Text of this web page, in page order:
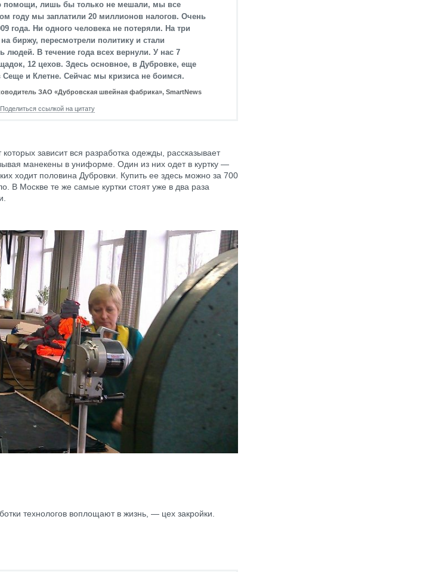
помощи, лишь бы только не мешали, мы все
году мы заплатили 20 миллионов налогов. Очень
года. Ни одного человека не потеряли. На три
биржу, пересмотрели политику и стали
людей. В течение года всех вернули. У нас 7
12 цехов. Здесь основное, в Дубровке, еще
Сеще и Клетне. Сейчас мы кризиса не боимся.
ЗАО «Дубровская швейная фабрика», SmartNews
Поделиться ссылкой на цитату
зависит вся разработка одежды, рассказывает
манекены в униформе. Один из них одет в куртку —
ходит половина Дубровки. Купить ее здесь можно за 700
В Москве те же самые куртки стоят уже в два раза
технологов воплощают в жизнь, — цех закройки.